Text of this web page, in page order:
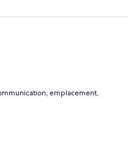
emplacement,